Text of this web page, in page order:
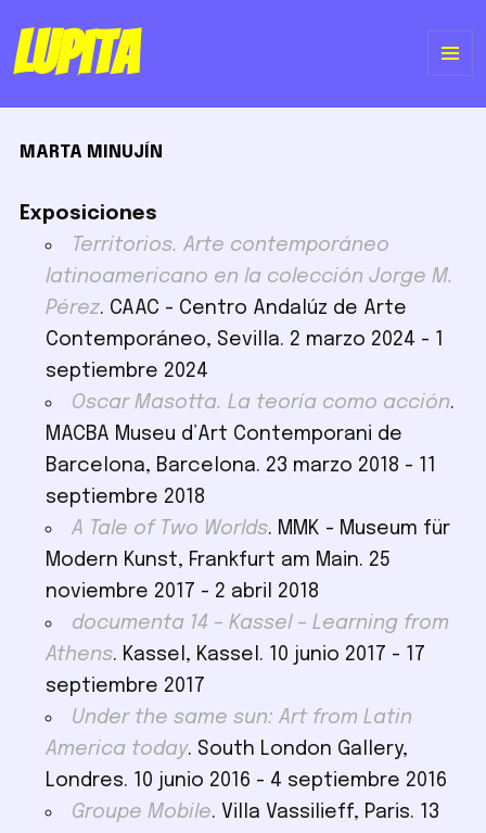
Lupita
MARTA MINUJÍN
Exposiciones
Territorios. Arte contemporáneo
latinoamericano en la colección Jorge M.
Pérez. CAAC - Centro Andalúz de Arte
Contemporáneo, Sevilla. 2 marzo 2024 - 1
septiembre 2024
Oscar Masotta. La teoría como acción.
MACBA Museu d’Art Contemporani de
Barcelona, Barcelona. 23 marzo 2018 - 11
septiembre 2018
A Tale of Two Worlds. MMK - Museum für
Modern Kunst, Frankfurt am Main. 25
noviembre 2017 - 2 abril 2018
documenta 14 – Kassel – Learning from
Athens. Kassel, Kassel. 10 junio 2017 - 17
septiembre 2017
Under the same sun: Art from Latin
America today. South London Gallery,
Londres. 10 junio 2016 - 4 septiembre 2016
Groupe Mobile. Villa Vassilieff, Paris. 13